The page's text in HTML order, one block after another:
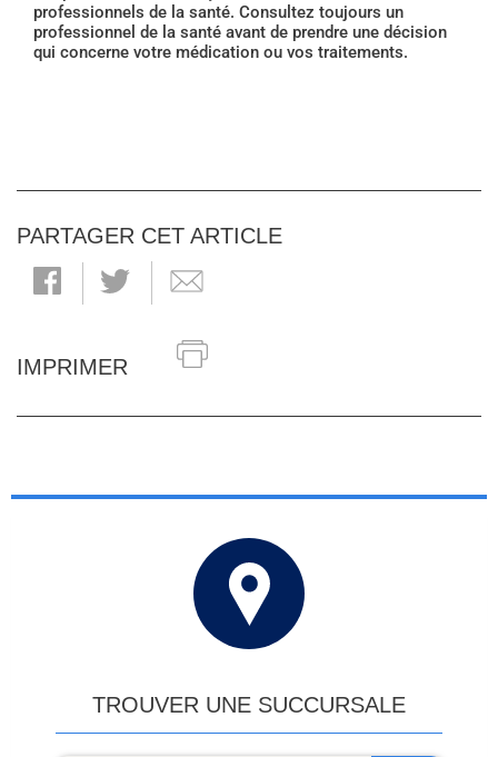
professionnels de la santé. Consultez toujours un
professionnel de la santé avant de prendre une décision
qui concerne votre médication ou vos traitements.
PARTAGER CET ARTICLE
IMPRIMER
TROUVER UNE SUCCURSALE